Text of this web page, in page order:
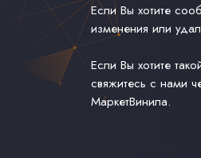
Если Вы хотите
изменения или
Если Вы хотите
свяжитесь с нами
МаркетВинила.